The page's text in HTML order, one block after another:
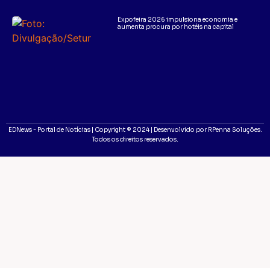
Expofeira 2026 impulsiona economia e
aumenta procura por hotéis na capital
EDNews - Portal de Notícias | Copyright ® 2024 | Desenvolvido por RPenna Soluções.
Todos os direitos reservados.